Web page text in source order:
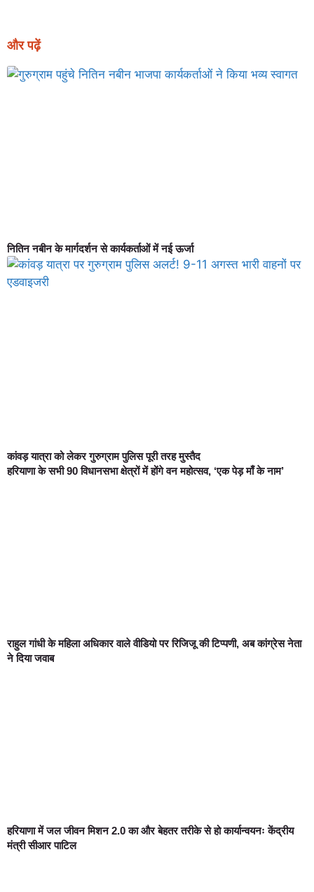
और पढ़ें
नितिन नबीन के मार्गदर्शन से कार्यकर्ताओं में नई ऊर्जा
कांवड़ यात्रा को लेकर गुरुग्राम पुलिस पूरी तरह मुस्तैद
हरियाणा के सभी 90 विधानसभा क्षेत्रों में होंगे वन महोत्सव, ‘एक पेड़ माँ के नाम’
राहुल गांधी के महिला अधिकार वाले वीडियो पर रिजिजू की टिप्पणी, अब कांग्रेस नेता
ने दिया जवाब
हरियाणा में जल जीवन मिशन 2.0 का और बेहतर तरीके से हो कार्यान्वयनः केंद्रीय
मंत्री सीआर पाटिल